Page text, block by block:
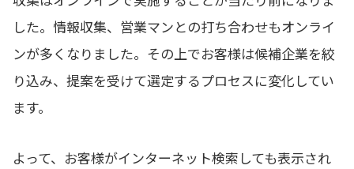
した。情報収集、営業マンとの打ち合わせもオンライ
ンが多くなりました。その上でお客様は候補企業を絞
り込み、提案を受けて選定するプロセスに変化してい
ます。
よって、お客様がインターネット検索しても表示され